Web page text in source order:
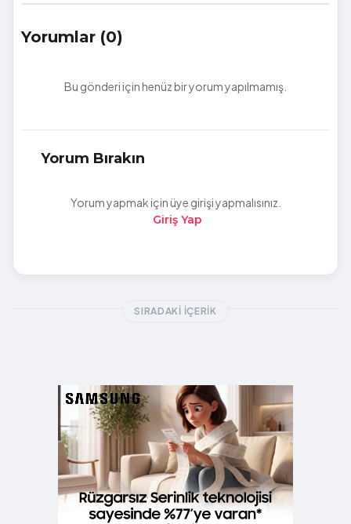
Yorumlar (0)
Bu gönderi için henüz bir yorum yapılmamış.
Yorum Bırakın
Yorum yapmak için üye girişi yapmalısınız.
Giriş Yap
SIRADAKI İÇERIK